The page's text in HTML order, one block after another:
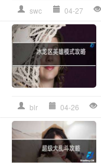
swc 04-27
blr 04-26